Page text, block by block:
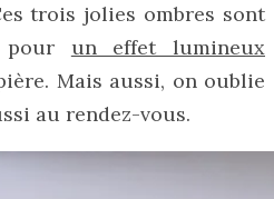
trois jolies ombres sont
pour un effet lumineux
Mais aussi, on oublie
au rendez-vous.